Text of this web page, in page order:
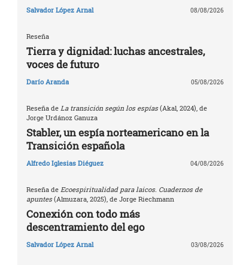
Salvador López Arnal 08/08/2026
Reseña
Tierra y dignidad: luchas ancestrales,
voces de futuro
Darío Aranda 05/08/2026
Reseña de La transición según los espías(Akal, 2024), de
Jorge Urdánoz Ganuza
Stabler, un espía norteamericano en la
Transición española
Alfredo Iglesias Diéguez 04/08/2026
Reseña de Ecoespiritualidad para laicos. Cuadernos de
apuntes(Almuzara, 2025), de Jorge Riechmann
Conexión con todo más
descentramiento del ego
Salvador López Arnal 03/08/2026